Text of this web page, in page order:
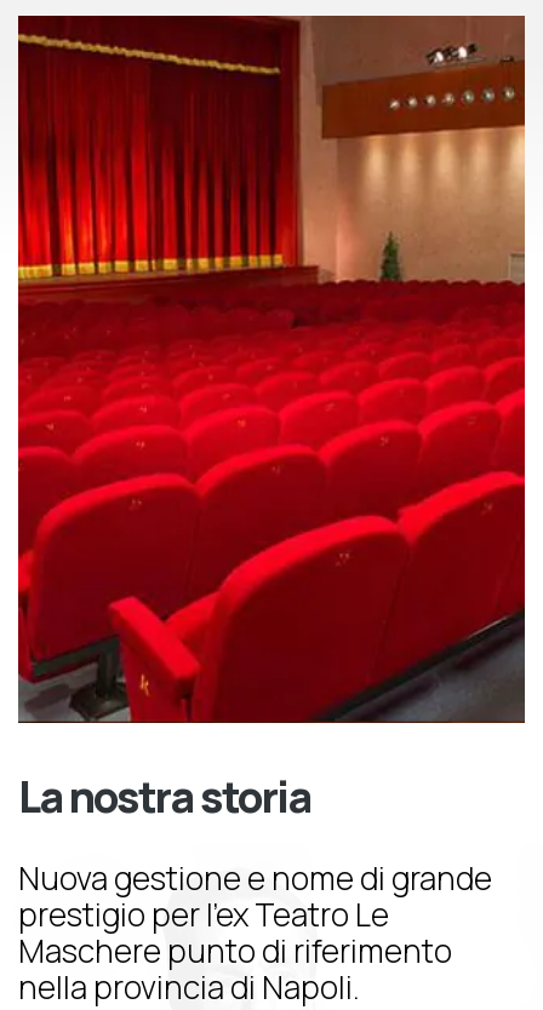
La nostra storia
Nuova gestione e nome di grande
prestigio per l’ex Teatro Le
Maschere punto di riferimento
nella provincia di Napoli.